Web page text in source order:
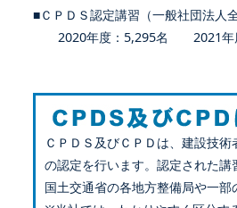
■ＣＰＤＳ認定講習（一般社団法人
2020年度：5,295名 2021年
ＣＰＤＳ及びＣＰＤは、建設技
の認定を行います。認定された
国土交通省の各地方整備局や一